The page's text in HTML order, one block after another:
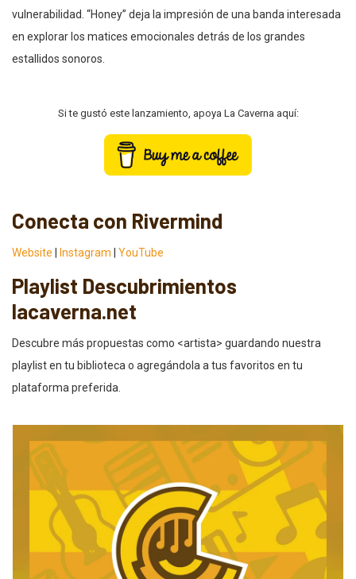
vulnerabilidad. “Honey” deja la impresión de una banda interesada
en explorar los matices emocionales detrás de los grandes
estallidos sonoros.
Si te gustó este lanzamiento, apoya La Caverna aquí:
Conecta con Rivermind
Website Instagram YouTube
Playlist Descubrimientos
lacaverna.net
Descubre más propuestas como <artista> guardando nuestra
playlist en tu biblioteca o agregándola a tus favoritos en tu
plataforma preferida.